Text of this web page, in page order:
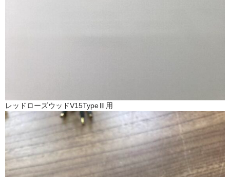
レッドローズウッドV15TypeⅢ用